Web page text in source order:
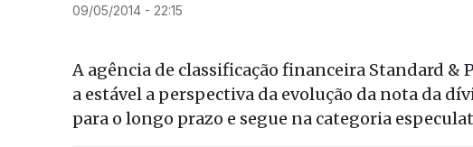
09/05/2014 - 22:15
A agência de classificação financeira Standard &
a estável a perspectiva da evolução da nota da
para o longo prazo e segue na categoria